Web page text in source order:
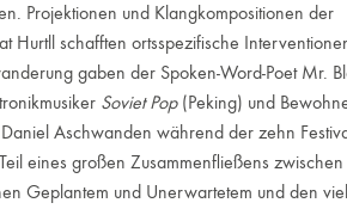
Projektionen und Klangkompositionen der
schafften ortsspezifische
gaben der Spoken-Word-Poet Mr.
Soviet Pop(Peking) und
Aschwanden während der zehn
eines großen Zusammenfließens
Geplantem und Unerwartetem und den